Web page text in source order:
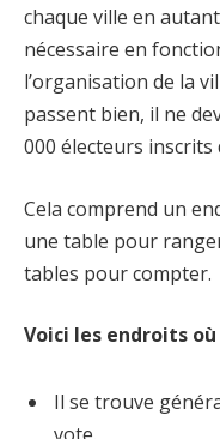
chaque ville en
nécessaire en
l’organisation de la
passent bien, il ne
000 électeurs inscrits
Cela comprend un
une table pour
tables pour compter.
Voici les endroits
Il se trouve